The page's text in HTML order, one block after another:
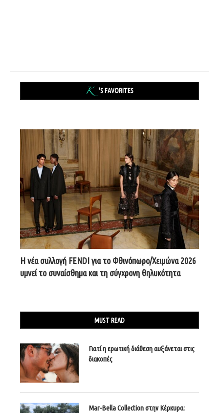
'S FAVORITES
Η νέα συλλογή FENDI για το Φθινόπωρο/Χειμώνα 2026
υμνεί το συναίσθημα και τη σύγχρονη θηλυκότητα
MUST READ
Γιατί η ερωτική διάθεση αυξάνεται στις
διακοπές
Mar-Bella Collection στην Κέρκυρα: